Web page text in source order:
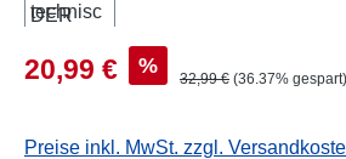
Verkaufspreis:
20,99 € % Regulärer Preis:
32,99 € (36.37% gespart)
Preise inkl. MwSt. zzgl.